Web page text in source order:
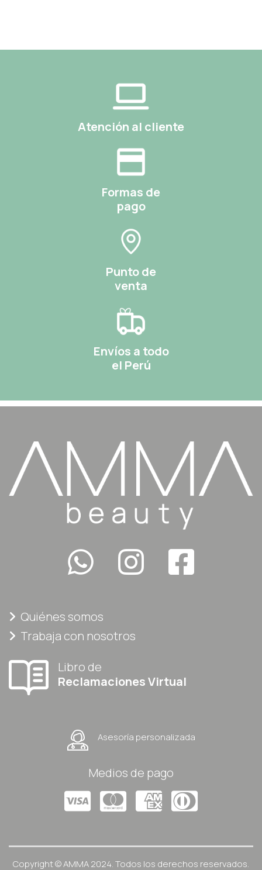
Atención al cliente
Formas de
pago
Punto de
venta
Envíos a todo
el Perú
Quiénes somos
Trabaja con nosotros
Libro de
Reclamaciones Virtual
Asesoría personalizada
Medios de pago
Copyright © AMMA 2024. Todos los derechos reservados.